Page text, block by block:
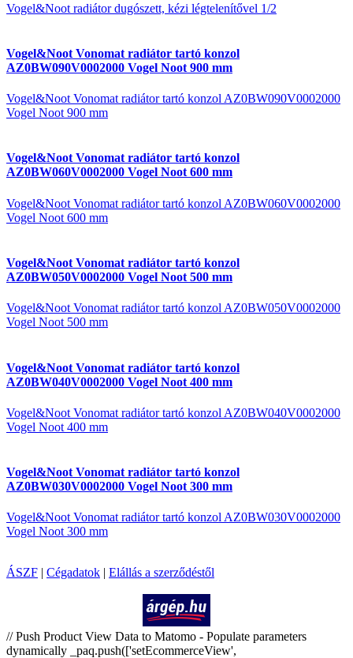
Vogel&Noot radiátor dugószett, kézi légtelenítővel 1/2
Vogel&Noot Vonomat radiátor tartó konzol
AZ0BW090V0002000 Vogel Noot 900 mm
Vogel&Noot Vonomat radiátor tartó konzol AZ0BW090V0002000
Vogel Noot 900 mm
Vogel&Noot Vonomat radiátor tartó konzol
AZ0BW060V0002000 Vogel Noot 600 mm
Vogel&Noot Vonomat radiátor tartó konzol AZ0BW060V0002000
Vogel Noot 600 mm
Vogel&Noot Vonomat radiátor tartó konzol
AZ0BW050V0002000 Vogel Noot 500 mm
Vogel&Noot Vonomat radiátor tartó konzol AZ0BW050V0002000
Vogel Noot 500 mm
Vogel&Noot Vonomat radiátor tartó konzol
AZ0BW040V0002000 Vogel Noot 400 mm
Vogel&Noot Vonomat radiátor tartó konzol AZ0BW040V0002000
Vogel Noot 400 mm
Vogel&Noot Vonomat radiátor tartó konzol
AZ0BW030V0002000 Vogel Noot 300 mm
Vogel&Noot Vonomat radiátor tartó konzol AZ0BW030V0002000
Vogel Noot 300 mm
ÁSZF | Cégadatok | Elállás a szerződéstől
// Push Product View Data to Matomo - Populate parameters
dynamically _paq.push(['setEcommerceView',